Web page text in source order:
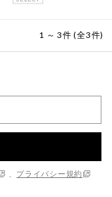
1 ～ 3件 (全3件)
プライバシー規約